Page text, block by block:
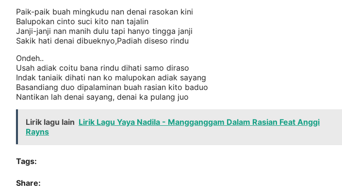
Paik-paik buah mingkudu nan denai rasokan kini
Balupokan cinto suci kito nan tajalin
Janji-janji nan manih dulu tapi hanyo tingga janji
Sakik hati denai dibueknyo,Padiah diseso rindu
Ondeh..
Usah adiak coitu bana rindu dihati samo diraso
Indak taniaik dihati nan ko malupokan adiak sayang
Basandiang duo dipalaminan buah rasian kito baduo
Nantikan lah denai sayang, denai ka pulang juo
Lirik lagu lain Lirik Lagu Yaya Nadila - Mangganggam Dalam Rasian Feat Anggi
Rayns
Tags:
Share: